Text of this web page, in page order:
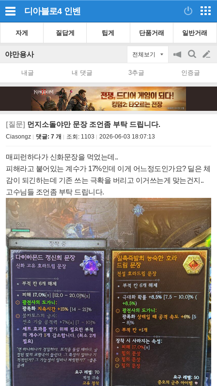
디아블로4 인벤
자게 질답게 팁게 단품거래 일반거래
야만용사 전체보기
공
on/off
검
색
글
쓰
내글 내 댓글 3추글 인증글
[질문] 먼지소돌야만 문장 조언좀 부탁 드립니다.
Ciasongz 댓글: 7 개 조회: 1103 2026-06-03 18:07:13
매피런하다가 신화문장을 먹었는데..
피해라고 붙어있는 계수가 17%인데 이게 어느정도인가요? 딜은 체
감이 되긴하는데 기존 쓰는 극확을 버리고 이거쓰는게 맞는건지..
고수님들 조언좀 부탁 드립니다.